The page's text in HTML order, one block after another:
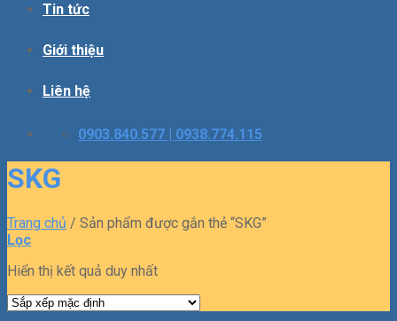
Tin tức
Giới thiệu
Liên hệ
0903.840.577 | 0938.774.115
SKG
Trang chủ / Sản phẩm được gắn thẻ “SKG”
Lọc
Hiển thị kết quả duy nhất